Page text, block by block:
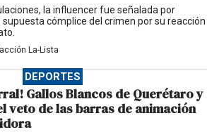
la influencer fue señalada por
cómplice del crimen por su reacción
La-Lista
DEPORTES
Gallos Blancos de Querétaro y
veto de las barras de animación